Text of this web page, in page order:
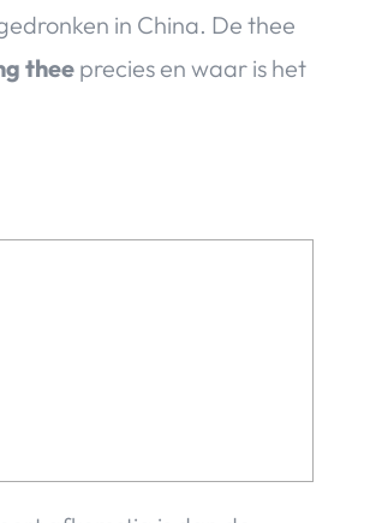
in China. De thee
thee precies en waar is het